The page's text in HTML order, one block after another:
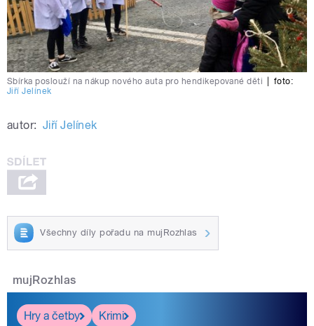
Sbírka poslouží na nákup nového auta pro hendikepované děti
foto:
Jiří Jelínek
autor: Jiří Jelínek
Všechny díly pořadu na mujRozhlas
mujRozhlas
Hry a četby Krimi